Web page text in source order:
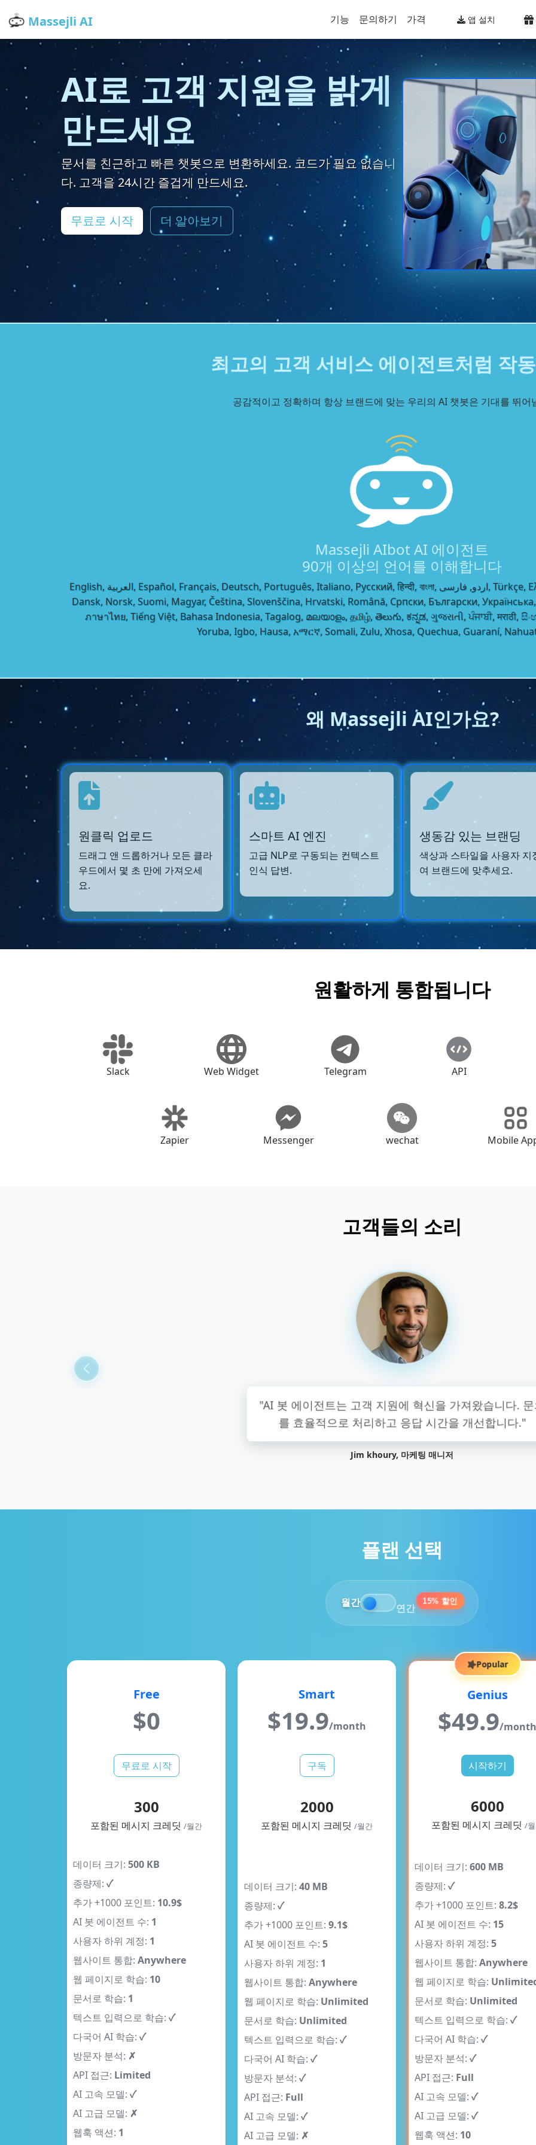
Massejli AI 기능 문의하기 가격 앱 설치
AI로 고객 지원을 밝게
만드세요
문서를 친근하고 빠른 챗봇으로 변환하세요. 코드가 필요 없습니
다. 고객을 24시간 즐겁게 만드세요.
무료로 시작 더 알아보기
최고의 고객 서비스 에이전트처럼 작
공감적이고 정확하며 항상 브랜드에 맞는 우리의 AI 챗봇은 기대를 뛰어
Massejli AIbot AI 에이전트
90개 이상의 언어를 이해합니다
English, العربية, Español, Français, Deutsch, Português, Italiano, Русский, हिन्दी, বাংলা, اردو, فارسی, Türkçe, Ελληνικά, עברית, Polski, Nederlands, Svenska,
Dansk, Norsk, Suomi, Magyar, Čeština, Slovenščina, Hrvatski, Română, Српски, Български,
ภาษาไทย, Tiếng Việt, Bahasa Indonesia, Tagalog, മലയാളം, தமிழ், తెలుగు, ಕನ್ನಡ, ગુજરાતી, ਪੰਜਾਬੀ, मराठी,
Yoruba, Igbo, Hausa, አማርኛ, Somali, Zulu, Xhosa, Quechua, Guaraní,
왜 Massejli AI인가요?
원클릭 업로드
드래그 앤 드롭하거나 모든 클라
우드에서 몇 초 만에 가져오세
요.
스마트 AI 엔진
고급 NLP로 구동되는 컨텍스트
인식 답변.
생동감 있는 브랜딩
색상과 스타일을 사용자 지
여 브랜드에 맞추세요.
원활하게 통합됩니다
Slack Web Widget Telegram API
Zapier Messenger wechat Mobile
고객들의 소리
"봇 에이전트를 구현한 이후 생산성이 크게 향상되었습
다. 사용자 친화적이고 원활하게 통합됩니다."
Sarah Yousef, 운영 디렉터
플랜 선택
월간 연간
15% 할인
Free
$0
무료로 시작
300
포함된 메시지 크레딧 /월간
데이터 크기: 500 KB
종량제: ✓
추가 +1000 포인트: 10.9$
AI 봇 에이전트 수: 1
사용자 하위 계정: 1
웹사이트 통합: Anywhere
웹 페이지로 학습: 10
문서로 학습: 1
텍스트 입력으로 학습: ✓
다국어 AI 학습: ✓
방문자 분석: ✗
API 접근: Limited
AI 고속 모델: ✓
AI 고급 모델: ✗
웹훅 액션: 1
Smart
$19.9/month
구독
2000
포함된 메시지 크레딧 /월간
데이터 크기: 40 MB
종량제: ✓
추가 +1000 포인트: 9.1$
AI 봇 에이전트 수: 5
사용자 하위 계정: 1
웹사이트 통합: Anywhere
웹 페이지로 학습: Unlimited
문서로 학습: Unlimited
텍스트 입력으로 학습: ✓
다국어 AI 학습: ✓
방문자 분석: ✓
API 접근: Full
AI 고속 모델: ✓
AI 고급 모델: ✗
Popular
Genius
$49.9/month
시작하기
6000
포함된 메시지 크레딧 /
데이터 크기: 600 MB
종량제: ✓
추가 +1000 포인트: 8.2$
AI 봇 에이전트 수: 15
사용자 하위 계정: 5
웹사이트 통합: Anywhere
웹 페이지로 학습:
문서로 학습: Unlimited
텍스트 입력으로 학습: ✓
다국어 AI 학습: ✓
방문자 분석: ✓
API 접근: Full
AI 고속 모델: ✓
AI 고급 모델: ✓
웹훅 액션: 10